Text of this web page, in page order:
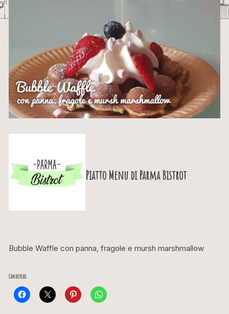
Piatto Menu diParma Bistrot
Bubble Waffle con panna, fragole e mursh marshmallow
Condividi: